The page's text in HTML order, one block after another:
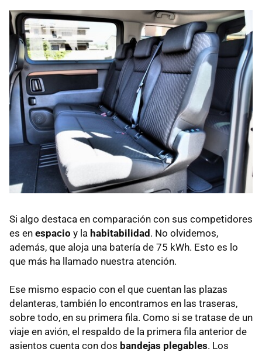
Si algo destaca en comparación con sus competidores
es en espacio y la habitabilidad. No olvidemos,
además, que aloja una batería de 75 kWh. Esto es lo
que más ha llamado nuestra atención.
Ese mismo espacio con el que cuentan las plazas
delanteras, también lo encontramos en las traseras,
sobre todo, en su primera fila. Como si se tratase de un
viaje en avión, el respaldo de la primera fila anterior de
asientos cuenta con dos bandejas plegables. Los